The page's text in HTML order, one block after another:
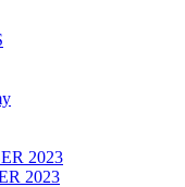
2023
2023